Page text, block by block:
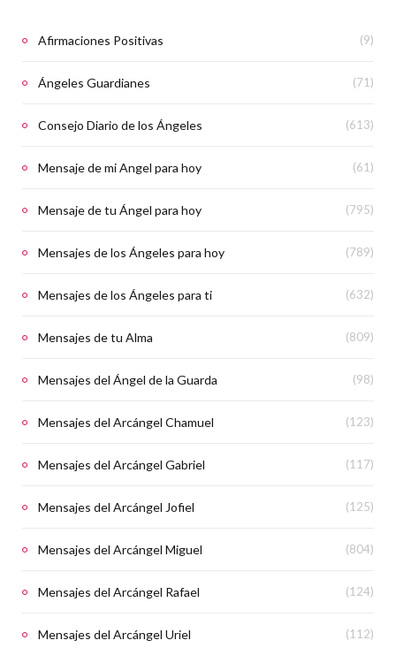
Afirmaciones Positivas (9)
Ángeles Guardianes (71)
Consejo Diario de los Ángeles (613)
Mensaje de mi Angel para hoy (61)
Mensaje de tu Ángel para hoy (795)
Mensajes de los Ángeles para hoy (789)
Mensajes de los Ángeles para ti (632)
Mensajes de tu Alma (809)
Mensajes del Ángel de la Guarda (98)
Mensajes del Arcángel Chamuel (123)
Mensajes del Arcángel Gabriel (117)
Mensajes del Arcángel Jofiel (125)
Mensajes del Arcángel Miguel (804)
Mensajes del Arcángel Rafael (124)
Mensajes del Arcángel Uriel (112)